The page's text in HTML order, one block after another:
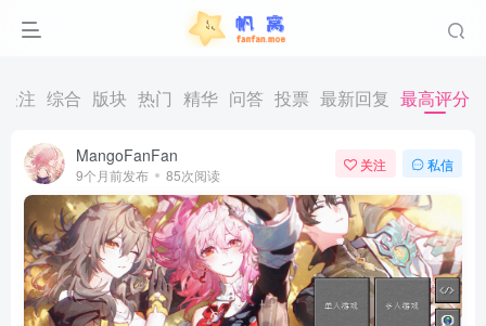
关注 综合 版块 热门 精华 问答 投票 最新回复 最高评分
MangoFanFan
9个月前发布 85次阅读
关注 私信